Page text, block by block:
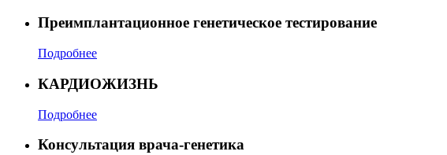
Преимплантационное генетическое тестирование
Подробнее
КАРДИОЖИЗНЬ
Подробнее
Консультация врача-генетика